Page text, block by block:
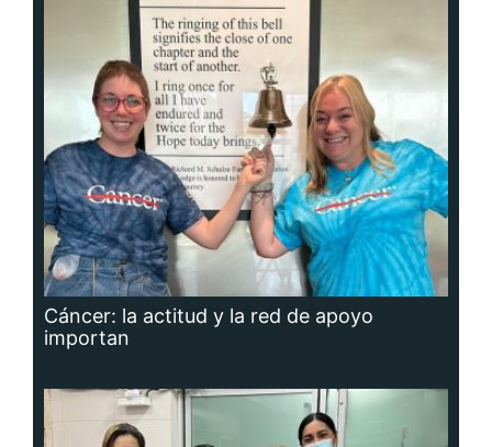
Cáncer: la actitud y la red de apoyo
importan